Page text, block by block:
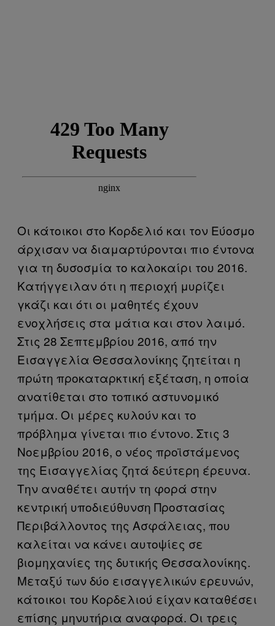
Οι κάτοικοι στο Κορδελιό και τον Εύοσμο
άρχισαν να διαμαρτύρονται πιο έντονα
για τη δυσοσμία το καλοκαίρι του 2016.
Κατήγγειλαν ότι η περιοχή μυρίζει
γκάζι και ότι οι μαθητές έχουν
ενοχλήσεις στα μάτια και στον λαιμό.
Στις 28 Σεπτεμβρίου 2016, από την
Εισαγγελία Θεσσαλονίκης ζητείται η
πρώτη προκαταρκτική εξέταση, η οποία
ανατίθεται στο τοπικό αστυνομικό
τμήμα. Οι μέρες κυλούν και το
πρόβλημα γίνεται πιο έντονο. Στις 3
Νοεμβρίου 2016, ο νέος προϊστάμενος
της Εισαγγελίας ζητά δεύτερη έρευνα.
Την αναθέτει αυτήν τη φορά στην
κεντρική υποδιεύθυνση Προστασίας
Περιβάλλοντος της Ασφάλειας, που
καλείται να κάνει αυτοψίες σε
βιομηχανίες της δυτικής Θεσσαλονίκης.
Μεταξύ των δύο εισαγγελικών ερευνών,
κάτοικοι του Κορδελιού είχαν καταθέσει
επίσης μηνυτήρια αναφορά. Οι τρεις